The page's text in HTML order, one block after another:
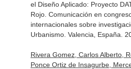
el Diseño Aplicado: Proyecto
Rojo. Comunicación en
internacionales sobre
Urbanismo. Valencia, España.
Rivera Gomez, Carlos Alberto,
Ponce Ortiz de Insagurbe,